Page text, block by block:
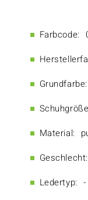
Farbcode:
Grundfarbe:
Material:
Geschlecht:
Ledertyp: -